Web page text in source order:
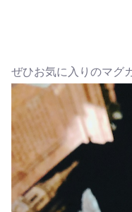
ぜひお気に入りのマグ